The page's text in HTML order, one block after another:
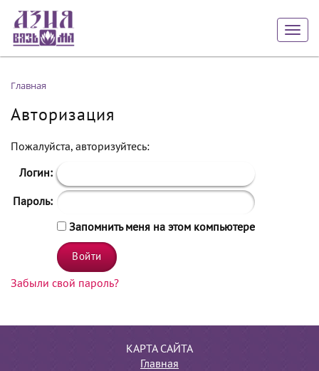
Главная
Авторизация
Пожалуйста, авторизуйтесь:
Логин:
Пароль:
Запомнить меня на этом компьютере
Забыли свой пароль?
КАРТА САЙТА
Главная